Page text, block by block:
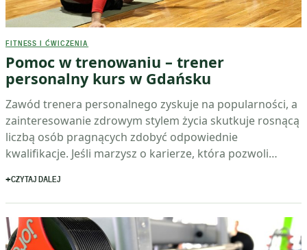
FITNESS I ĆWICZENIA
Pomoc w trenowaniu – trener
personalny kurs w Gdańsku
Zawód trenera personalnego zyskuje na popularności, a
zainteresowanie zdrowym stylem życia skutkuje rosnącą
liczbą osób pragnących zdobyć odpowiednie
kwalifikacje. Jeśli marzysz o karierze, która pozwoli…
CZYTAJ DALEJ